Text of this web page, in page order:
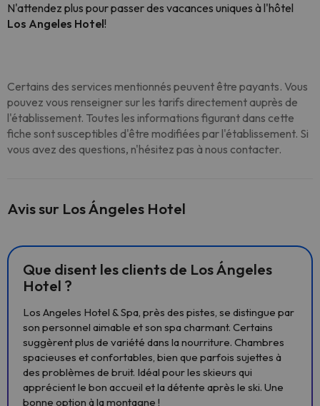
N'attendez plus pour passer des vacances uniques à l'hôtel
Los Angeles Hotel!
Certains des services mentionnés peuvent être payants. Vous
pouvez vous renseigner sur les tarifs directement auprès de
l'établissement. Toutes les informations figurant dans cette
fiche sont susceptibles d'être modifiées par l'établissement. Si
vous avez des questions, n'hésitez pas à nous contacter.
Avis sur Los Ángeles Hotel
Que disent les clients de Los Ángeles
Hotel ?
Los Angeles Hotel & Spa, près des pistes, se distingue par
son personnel aimable et son spa charmant. Certains
suggèrent plus de variété dans la nourriture. Chambres
spacieuses et confortables, bien que parfois sujettes à
des problèmes de bruit. Idéal pour les skieurs qui
apprécient le bon accueil et la détente après le ski. Une
bonne option à la montagne !